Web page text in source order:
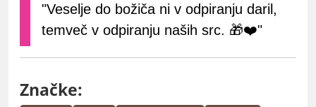
"Veselje do božiča ni v odpiranju daril,
temveč v odpiranju naših src. 🎁❤️"
Značke: